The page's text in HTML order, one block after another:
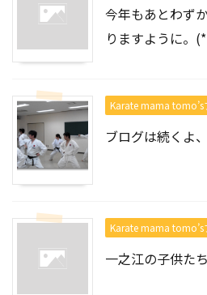
今年もあとわず
りますように。
Karate mama tomo’s
ブログは続くよ
Karate mama tomo’s
一之江の子供たち